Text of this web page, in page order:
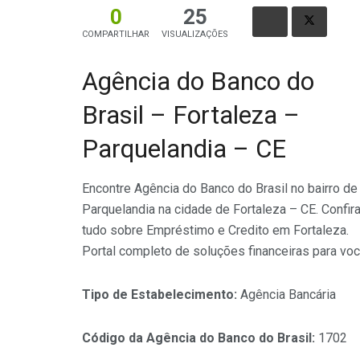
0
COMPARTILHAR
25
VISUALIZAÇÕES
Agência do Banco do
Brasil – Fortaleza –
Parquelandia – CE
Encontre Agência do Banco do Brasil no bairro de
Parquelandia na cidade de Fortaleza – CE. Confira
tudo sobre Empréstimo e Credito em Fortaleza.
Portal completo de soluções financeiras para
Tipo de Estabelecimento: Agência Bancária
Código da Agência do Banco do Brasil: 1702